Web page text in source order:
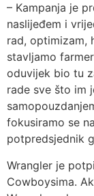
– Kampanja je
naslijeđem i
rad, optimizam,
stavljamo
oduvijek bio tu
rade sve što im
fokusiramo se
potpredsjednik
Wrangler je
Cowboysima.